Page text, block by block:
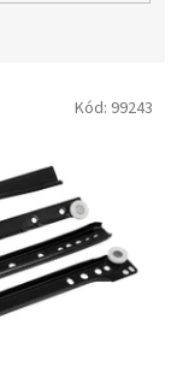
Kód: 99243